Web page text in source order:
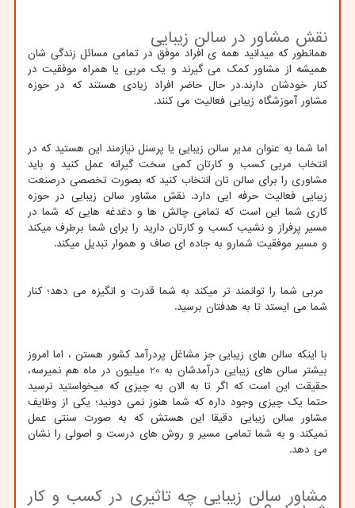
نقش مشاور در سالن زیبایی
همانطور که میدانید همه ی افراد موفق در تمامی مسائل زندگی شان
همیشه از مشاور کمک می گیرند و یک مربی یا همراه موفقیت در
کنار خودشان دارند.در حال حاضر افراد زیادی هستند که در حوزه
مشاور آموزشگاه‌ زیبایی فعالیت می کنند.
اما شما به عنوان مدیر سالن زیبایی یا پرسنل نیازمند این هستید که در
انتخاب مربی کسب و کارتان کمی سخت گیرانه عمل کنید و باید
مشاوری را برای سالن تان انتخاب کنید که بصورت تخصصی درصنعت
زیبایی فعالیت حرفه ایی دارد. نقش مشاور سالن زیبایی در حوزه
کاری شما این است که تمامی چالش ها و دغدغه هایی که شما در
مسیر پرفراز و نشیب کسب و کارتان دارید را برای شما برطرف میکند
و مسیر موفقیت شمارو به جاده ای صاف و هموار تبدیل میکند.
مربی شما را توانمند تر میکند به شما قدرت و انگیزه می دهد؛ کنار
شما می ایستد تا به هدفتان برسید.
با اینکه سالن های زیبایی جز مشاغل پردرآمد کشور هستن ، اما امروز
بیشتر سالن های زیبایی درآمدشان به 20 میلیون در ماه هم نمیرسه،
حقیقت این است که اگر تا به الان به چیزی که میخواستید نرسید
حتما یک چیزی وجود داره که شما هنوز نمی دونید؛ یکی از وظایف
مشاور سالن زیبایی دقیقا این هستش که به صورت سنتی عمل
نمیکند و به شما تمامی مسیر و روش های درست و اصولی را نشان
می دهد.
مشاور سالن زیبایی چه تاثیری در کسب و کار